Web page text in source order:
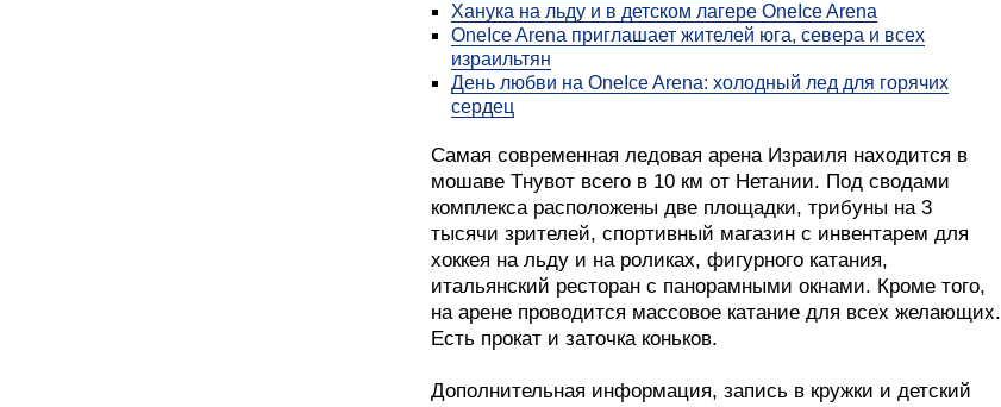
Ханука на льду и в детском лагере OneIce Arena
OneIce Arena приглашает жителей юга, севера и всех
израильтян
День любви на OneIce Arena: холодный лед для горячих
сердец
Самая современная ледовая арена Израиля находится в
мошаве Тнувот всего в 10 км от Нетании. Под сводами
комплекса расположены две площадки, трибуны на 3
тысячи зрителей, спортивный магазин с инвентарем для
хоккея на льду и на роликах, фигурного катания,
итальянский ресторан с панорамными окнами. Кроме того,
на арене проводится массовое катание для всех желающих.
Есть прокат и заточка коньков.
Дополнительная информация, запись в кружки и детский